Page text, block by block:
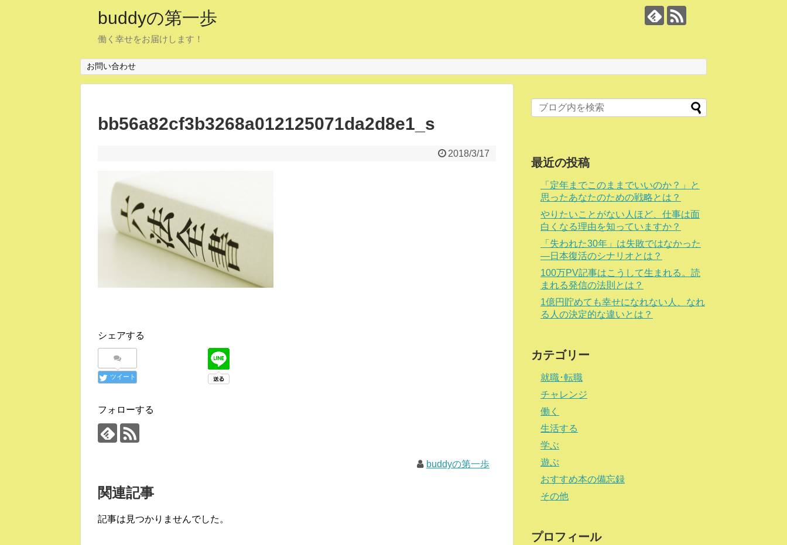
buddyの第一歩
働く幸せをお届けします！
お問い合わせ
bb56a82cf3b3268a012125071da2d8e1_s
2018/3/17
シェアする
ツイート
フォローする
buddyの第一歩
関連記事
記事は見つかりませんでした。
最近の投稿
「定年までこのままでいいのか？」と
思ったあなたのための戦略とは？
やりたいことがない人ほど、仕事は面
白くなる理由を知っていますか？
「失われた30年」は失敗ではなかった
―日本復活のシナリオとは？
100万PV記事はこうして生まれる。読
まれる発信の法則とは？
1億円貯めても幸せになれない人、なれ
る人の決定的な違いとは？
カテゴリー
就職･転職
チャレンジ
働く
生活する
学ぶ
遊ぶ
おすすめ本の備忘録
その他
プロフィール